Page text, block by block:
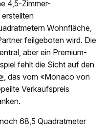
4,5-Zimmer-
Wohnfläche,
feilgeboten wird. Die
aber ein Premium-
fehlt die Sicht auf den
das vom «Monaco von
Verkaufspreis
68,5 Quadratmeter